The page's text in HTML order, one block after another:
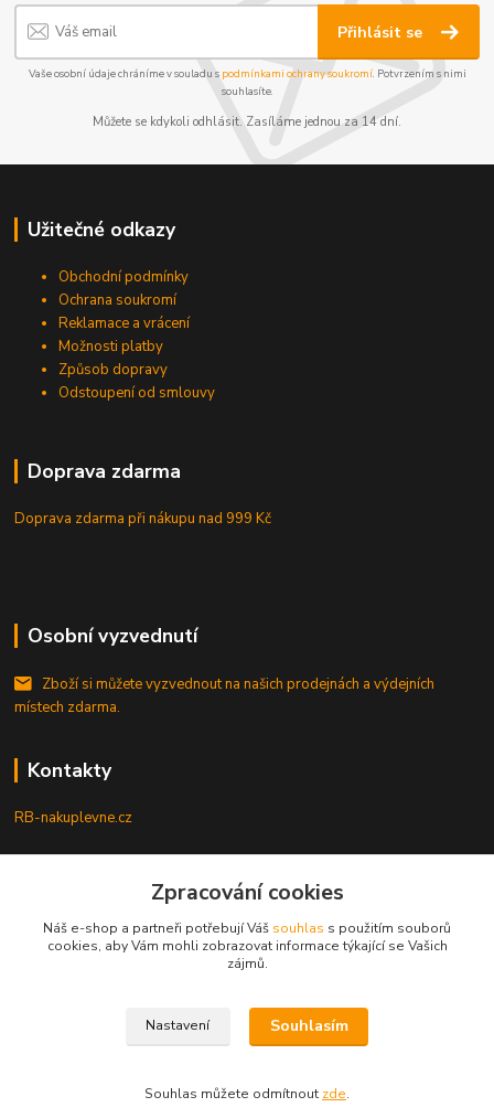
Přihlásit se
Vaše osobní údaje chráníme v souladu s podmínkami ochrany soukromí. Potvrzením s nimi
souhlasíte.
Můžete se kdykoli odhlásit. Zasíláme jednou za 14 dní.
Užitečné odkazy
Obchodní podmínky
Ochrana soukromí
Reklamace a vrácení
Možnosti platby
Způsob dopravy
Odstoupení od smlouvy
Doprava zdarma
Doprava zdarma při nákupunad 999 Kč
Osobní vyzvednutí
Zboží si můžete vyzvednout na našich prodejnách a výdejních
místech zdarma.
Kontakty
RB-nakuplevne.cz
+420 222722421
info@rb-nakuplevne.cz
Zpracování cookies
Náš e-shop a partneři potřebují Váš souhlas s použitím souborů
cookies, aby Vám mohli zobrazovat informace týkající se Vašich
zájmů.
Nastavení Souhlasím
Souhlas můžete odmítnout zde.